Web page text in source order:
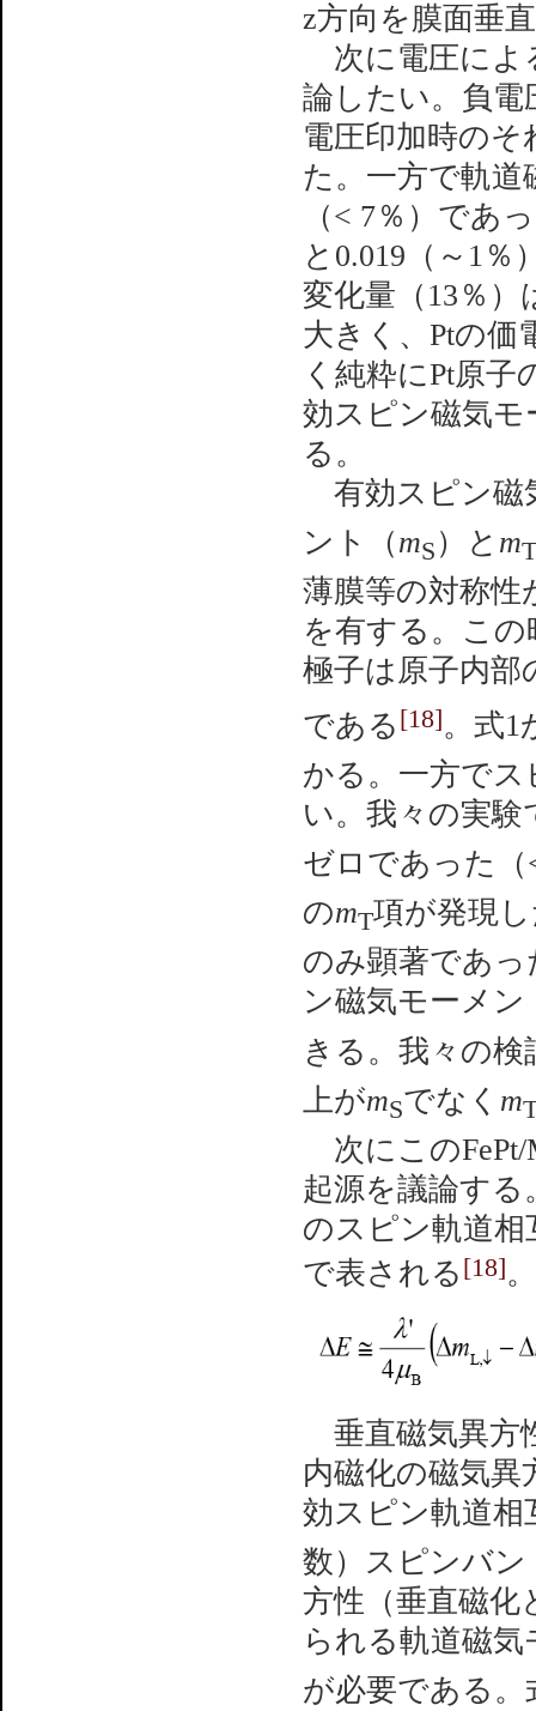
z方向を膜面垂
次に電圧によ
論したい。負電
電圧印加時の
た。一方で軌道
（< 7％）であ
と0.019（～1
変化量（13％
大きく、Ptの価
く純粋にPt原子
効スピン磁気
る。
有効スピン磁
ント（mS ）と mT
薄膜等の対称性
を有する。こ
極子は原子内部
である [18] 。式1
かる。一方で
い。我々の実
ゼロであった（
のmT項が発現
のみ顕著であ
ン磁気モーメ
きる。我々の検
上がmSでなく m
次にこのFePt/
起源を議論する
のスピン軌道相
で表される [18]。
垂直磁気異方
内磁化の磁気
効スピン軌道
数）スピンバン
方性（垂直磁化
られる軌道磁
が必要である。